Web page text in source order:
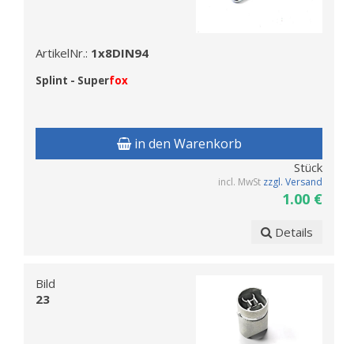
ArtikelNr.: 1x8DIN94
Splint - Superfox
in den Warenkorb
Stück
incl. MwSt zzgl. Versand
1.00 €
Details
Bild
23